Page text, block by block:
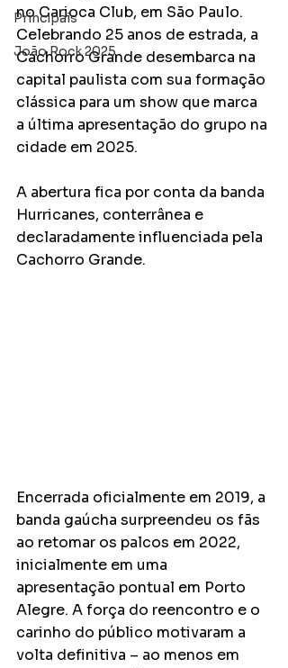
Principais
João Rock 2025
no Carioca Club, em São Paulo.
Celebrando 25 anos de estrada, a
Cachorro Grande desembarca na
capital paulista com sua formação
clássica para um show que marca
a última apresentação do grupo na
cidade em 2025.
A abertura fica por conta da banda
Hurricanes, conterrânea e
declaradamente influenciada pela
Cachorro Grande.
Encerrada oficialmente em 2019, a
banda gaúcha surpreendeu os fãs
ao retomar os palcos em 2022,
inicialmente em uma
apresentação pontual em Porto
Alegre. A força do reencontro e o
carinho do público motivaram a
volta definitiva – ao menos em